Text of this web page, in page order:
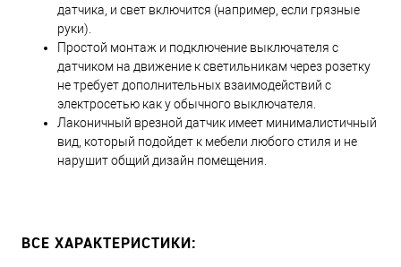
датчика, и свет включится (например, если грязные
руки).
Простой монтаж и подключение выключателя с
датчиком на движение к светильникам через розетку
не требует дополнительных взаимодействий с
электросетью как у обычного выключателя.
Лаконичный врезной датчик имеет минималистичный
вид, который подойдет к мебели любого стиля и не
нарушит общий дизайн помещения.
ВСЕ ХАРАКТЕРИСТИКИ: